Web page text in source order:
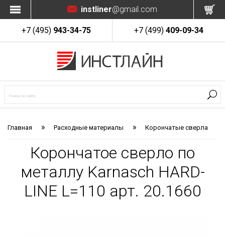
instliner@gmail.com
+7 (495) 943-34-75 +7 (499) 409-09-34
Главная » Расходные материалы » Корончатые сверла
Корончатое сверло по
металлу Karnasch HARD-
LINE L=110 арт. 20.1660